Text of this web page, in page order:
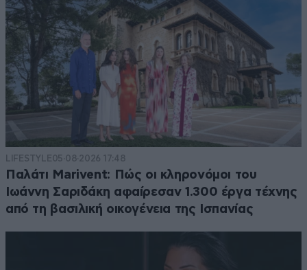
LIFESTYLE05·08·2026 17:48
Παλάτι Marivent: Πώς οι κληρονόμοι του
Ιωάννη Σαριδάκη αφαίρεσαν 1.300 έργα τέχνης
από τη βασιλική οικογένεια της Ισπανίας